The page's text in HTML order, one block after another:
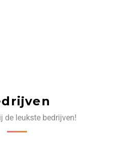
de leukste bedrijven!